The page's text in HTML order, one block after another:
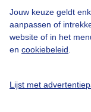
Jouw keuze geldt
aanpassen of
website of in het
en cookiebeleid
Lijst met
Cookie beleid
Privacy